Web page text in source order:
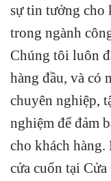
sự tin tưởng cho
trong ngành
Chúng tôi luôn
hàng đầu, và có
chuyên nghiệp,
nghiệm để đảm
cho khách
cửa cuốn tại